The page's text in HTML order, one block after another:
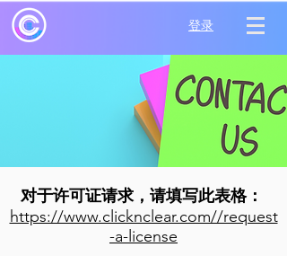
登录
对于许可证请求，请填写此表格：
https://www.clicknclear.com//request
-a-license